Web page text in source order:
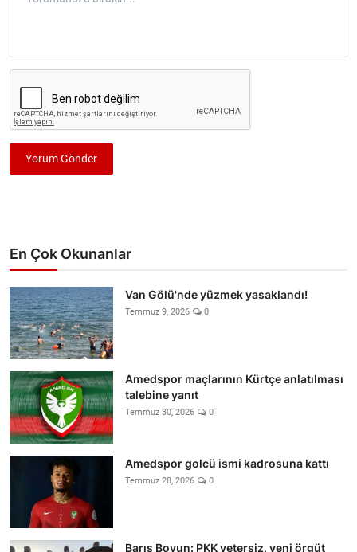
Yorum Gönder
En Çok Okunanlar
Van Gölü'nde yüzmek yasaklandı!
Temmuz 9, 2026 0
Amedspor maçlarının Kürtçe anlatılması
talebine yanıt
Temmuz 30, 2026 0
Amedspor golcü ismi kadrosuna kattı
Temmuz 28, 2026 0
Barış Boyun: PKK yetersiz, yeni örgüt